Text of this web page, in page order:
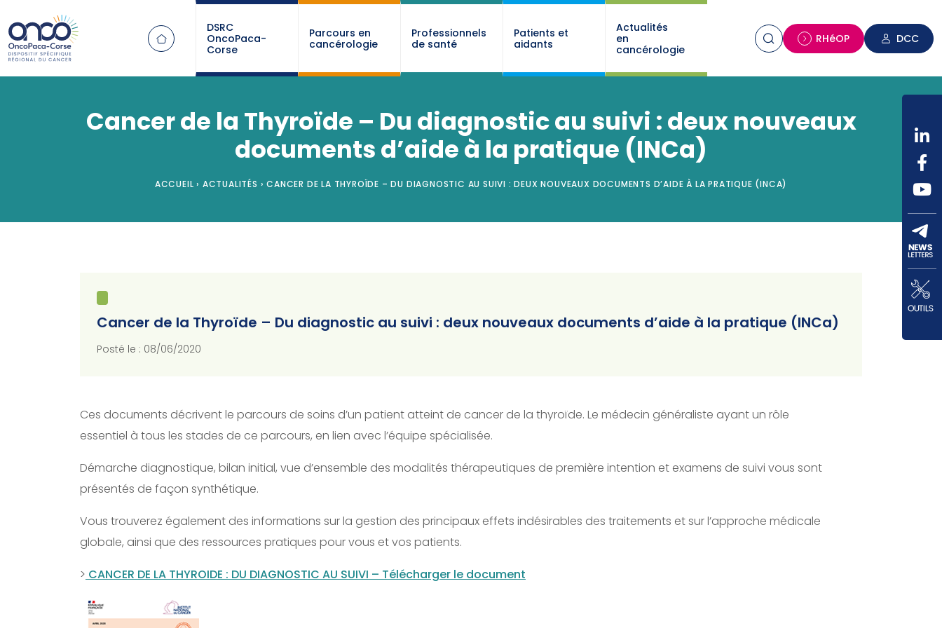
DSRC
OncoPaca-
Corse
Parcours en
cancérologie
Professionnels
de santé
Patients et
aidants
Actualités
en
cancérologie
RHéOP DCC
Cancer de la Thyroïde – Du diagnostic au suivi : deux nouveaux
documents d’aide à la pratique (INCa)
ACCUEIL › ACTUALITÉS › CANCER DE LA THYROÏDE – DU DIAGNOSTIC AU SUIVI : DEUX NOUVEAUX DOCUMENTS D’AIDE À LA PRATIQUE (INCA)
Cancer de la Thyroïde – Du diagnostic au suivi : deux nouveaux documents d’aide à la pratique (INCa)
Posté le : 08/06/2020
Ces documents décrivent le parcours de soins d’un patient atteint de cancer de la thyroïde. Le médecin généraliste ayant un rôle
essentiel à tous les stades de ce parcours, en lien avec l’équipe spécialisée.
Démarche diagnostique, bilan initial, vue d’ensemble des modalités thérapeutiques de première intention et examens de suivi vous sont
présentés de façon synthétique.
Vous trouverez également des informations sur la gestion des principaux effets indésirables des traitements et sur l’approche médicale
globale, ainsi que des ressources pratiques pour vous et vos patients.
> CANCER DE LA THYROIDE : DU DIAGNOSTIC AU SUIVI – Télécharger le document